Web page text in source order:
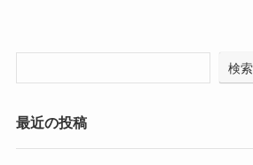
検索
最近の投稿